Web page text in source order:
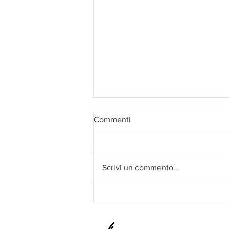
Commenti
Scrivi un commento...